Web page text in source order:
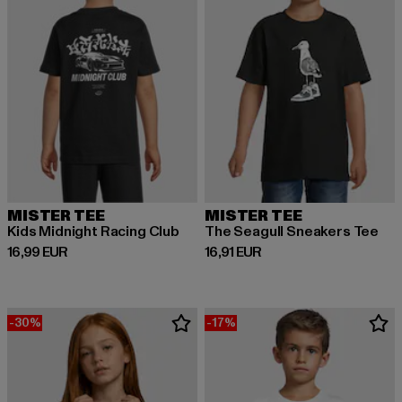
MISTER TEE
Kids Midnight Racing Club
16,99 EUR
Derzeitiger Preis: 16,99 EUR
MISTER TEE
The Seagull Sneakers Tee
16,91 EUR
Derzeitiger Preis: 16,91 EUR
-30% -17%